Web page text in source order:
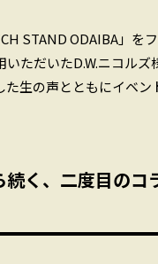
STAND ODAIBA」を
いただいたD.W.ニコルズ
た生の声とともにイベン
く、二度目のコ